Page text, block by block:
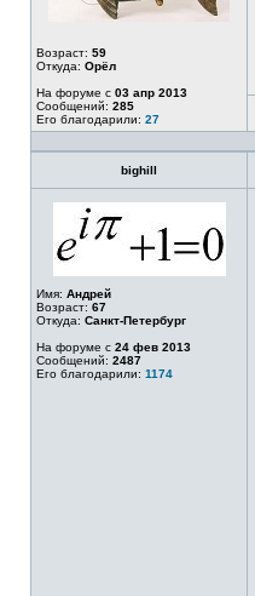
Возраст: 59
Откуда: Орёл
На форуме с 03 апр 2013
Сообщений: 285
Его благодарили: 27
bighill
Имя: Андрей
Возраст: 67
Откуда: Санкт-Петербург
На форуме с 24 фев 2013
Сообщений: 2487
Его благодарили: 1174